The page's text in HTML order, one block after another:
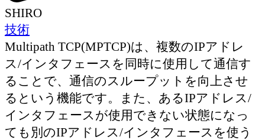
SHIRO
技術
Multipath TCP(MPTCP)は、複数のIPアドレ
ス/インタフェースを同時に使用して通信す
ることで、通信のスループットを向上させ
るという機能です。また、あるIPアドレス/
インタフェースが使用できない状態になっ
ても別のIPアドレス/インタフェースを使う